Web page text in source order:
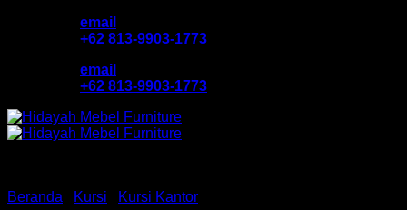
email
+62 813-9903-1773
email
+62 813-9903-1773
Beranda Kursi Kursi Kantor